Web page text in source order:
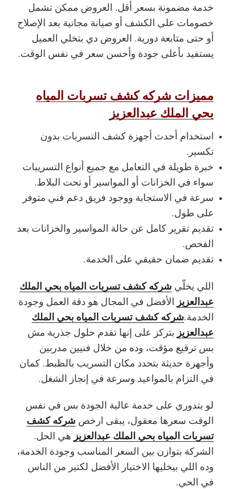
خدمة مضمونة بسعر أقل. العروض ممكن تشمل
خصومات على الكشف أو صيانة مجانية بعد الإصلاح
أو حتى متابعة دورية. العروض دي بتخلي العميل
يستفيد بأعلى جودة وأحسن سعر في نفس الوقت.
مميزات شركه كشف تسربات المياه
بحي الملك عبدالعزيز
استخدام أحدث أجهزة كشف التسربات بدون
تكسير.
خبرة طويلة في التعامل مع جميع أنواع التسريبات
سواء في الخزانات أو المواسير أو تحت البلاط.
سرعة في الاستجابة ووجود فريق دعم فني متوفر
على طول.
تقديم تقرير كامل عن حالة المواسير والخزانات بعد
الفحص.
تقديم ضمان حقيقي على الخدمة.
اللي يخلّي شركه كشف تسربات المياه بحي الملك
عبدالعزيز الأفضل في المجال هو دقة العمل وجودة
الخدمة.شركه كشف تسربات المياه بحي الملك
عبدالعزيز بتركز على إنها تقدم حلول جذرية مش
بس ترقيع مؤقت، وده من خلال فنيين مدربين
وأجهزة حديثة بتحدد مكان التسريب بالظبط. كمان
في التزام بالمواعيد وسرعة في إنجاز الشغل.
لو بتدوري على خدمة عالية الجودة بس في نفس
الوقت سعرها معقول، يبقى ارخص شركه كشف
تسربات المياه بحي الملك عبدالعزيز هي الحل.
الشركة بتوازن بين السعر المناسب وجودة الخدمة،
وده اللي بيخليها الاختيار الأفضل لكتير من الناس
في الحي.